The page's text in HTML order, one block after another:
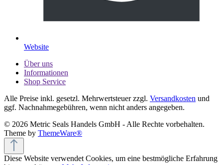
Website
Über uns
Informationen
Shop Service
Alle Preise inkl. gesetzl. Mehrwertsteuer zzgl. Versandkosten und
ggf. Nachnahmegebühren, wenn nicht anders angegeben.
© 2026 Metric Seals Handels GmbH - Alle Rechte vorbehalten.
Theme by ThemeWare®
Diese Website verwendet Cookies, um eine bestmögliche Erfahrung